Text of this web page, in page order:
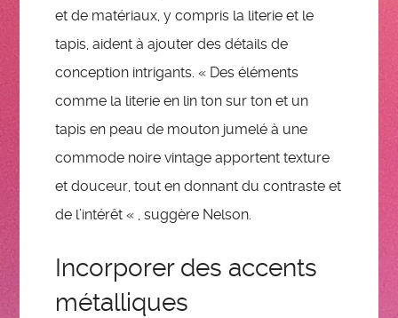
et de matériaux, y compris la literie et le
tapis, aident à ajouter des détails de
conception intrigants. « Des éléments
comme la literie en lin ton sur ton et un
tapis en peau de mouton jumelé à une
commode noire vintage apportent texture
et douceur, tout en donnant du contraste et
de l’intérêt « , suggère Nelson.
Incorporer des accents
métalliques